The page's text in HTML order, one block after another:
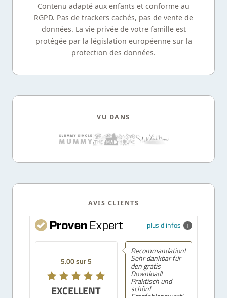
Contenu adapté aux enfants et conforme au
RGPD. Pas de trackers cachés, pas de vente de
données. La vie privée de votre famille est
protégée par la législation européenne sur la
protection des données.
VU DANS
AVIS CLIENTS
plus d'infos
5.00 sur 5
EXCELLENT
Recommandation!
Sehr dankbar für
den gratis
Download!
Praktisch und
schön!